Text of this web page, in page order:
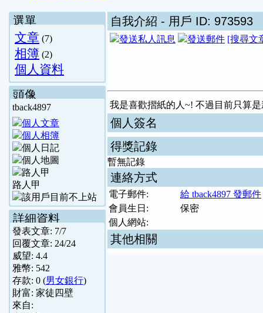
選單
文章 (7)
相簿 (2)
個人資料
頭像
tback4897
路人甲
詳細資料
發表文章: 7/7
回覆文章: 24/24
威望: 4.4
雅幣: 542
存款: 0 (男女銀行)
財富: 家徒四壁
來自:
自我介紹 - 用戶 ID: 973593
[搜尋文
我是喜歡摺紙的人~! 不過目前只算
個人簽名
得獎記錄
暫無記錄
連絡方式
電子郵件:
給 tback4897 發郵件
會員生日:
保密
個人網站:
其他相關